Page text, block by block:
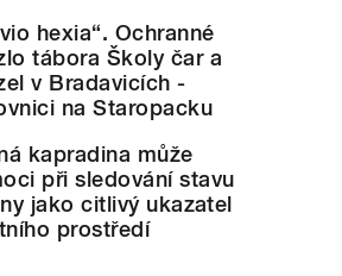
hexia“. Ochranné
tábora Školy čar a
v Bradavicích -
na Staropacku
kapradina může
při sledování stavu
jako citlivý ukazatel
prostředí